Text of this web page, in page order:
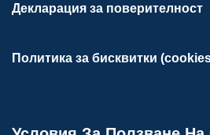
Декларация за поверителност
Политика за бисквитки